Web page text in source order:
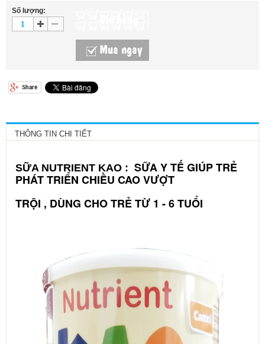
Số lượng:
Mua ngay
THÔNG TIN CHI TIẾT
SỮA NUTRIENT KAO : SỮA Y TẾ GIÚP TRẺ
PHÁT TRIỂN CHIỀU CAO VƯỢT
TRỘI , DÙNG CHO TRẺ TỪ 1 - 6 TUỔI